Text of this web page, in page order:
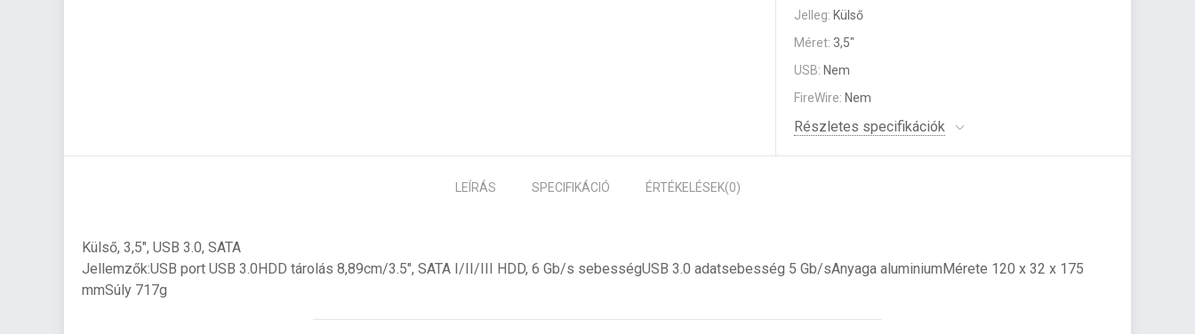
Jelleg: Külső
Méret: 3,5"
USB: Nem
FireWire: Nem
Részletes specifikációk
LEÍRÁS SPECIFIKÁCIÓ ÉRTÉKELÉSEK(0)
Külső, 3,5", USB 3.0, SATA
Jellemzők:USB port USB 3.0HDD tárolás 8,89cm/3.5", SATA I/II/III HDD, 6 Gb/s sebességUSB 3.0 adatsebesség 5 Gb/sAnyaga aluminiumMérete 120 x 32 x 175
mmSúly 717g